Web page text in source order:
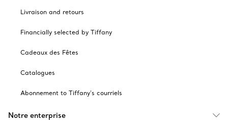
Livraison and retours
Financially selected by Tiffany
Cadeaux des Fêtes
Catalogues
Abonnement to Tiffany's courriels
Notre enterprise